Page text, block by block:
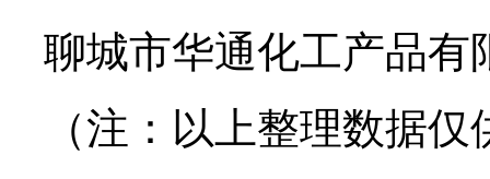
聊城市华通化工产品有
（注：以上整理数据仅